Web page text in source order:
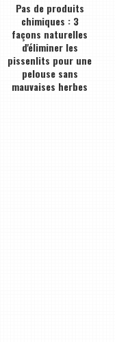
Pas de produits
chimiques : 3
façons naturelles
d'éliminer les
pissenlits pour une
pelouse sans
mauvaises herbes